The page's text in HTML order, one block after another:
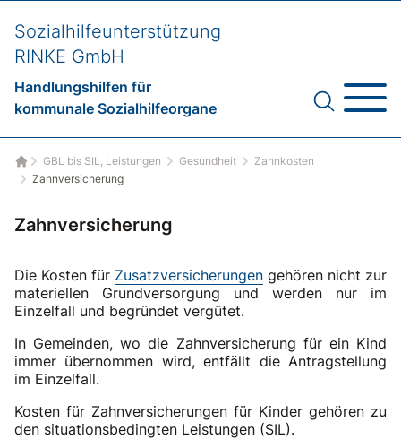
Sozialhilfeunterstützung
RINKE GmbH
Handlungshilfen für
kommunale Sozialhilfeorgane
Startseite
GBL bis SIL, Leistungen Gesundheit
Zahnkosten
Zahnversicherung
Zahnversicherung
Die Kosten für Zusatzversicherungen gehören nicht zur
materiellen Grundversorgung und werden nur im
Einzelfall und begründet vergütet.
In Gemeinden, wo die Zahnversicherung für ein Kind
immer übernommen wird, entfällt die Antragstellung
im Einzelfall.
Kosten für Zahnversicherungen für Kinder gehören zu
den situationsbedingten Leistungen (SIL).